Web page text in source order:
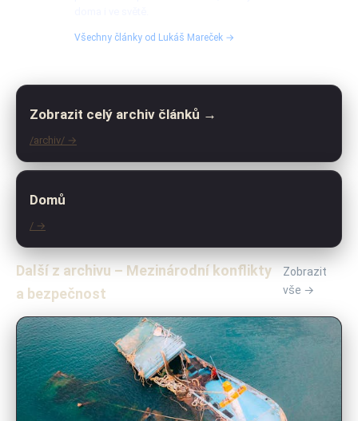
Všechny články od Lukáš Mareček →
Zobrazit celý archiv článků →
/archiv/ →
Domů
/ →
Další z archivu – Mezinárodní konflikty
a bezpečnost
Zobrazit
vše →